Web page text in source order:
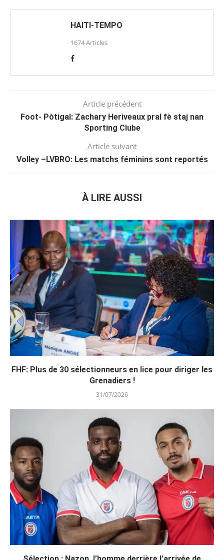
HAITI-TEMPO
1674 Articles
Article précédent
Foot- Pòtigal: Zachary Heriveaux pral fè staj nan
Sporting Clube
Article suivant
Volley –LVBRO: Les matchs féminins sont reportés
À LIRE AUSSI
FHF: Plus de 30 sélectionneurs en lice pour diriger les
Grenadiers !
31/07/2026